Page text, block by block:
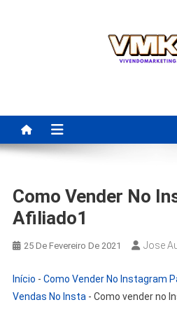
Para
Como Vender No
Afiliado1
25 De Fevereiro De 2021 Jose
Início - Como Vender No Instagram
Vendas No Insta - Como vender no